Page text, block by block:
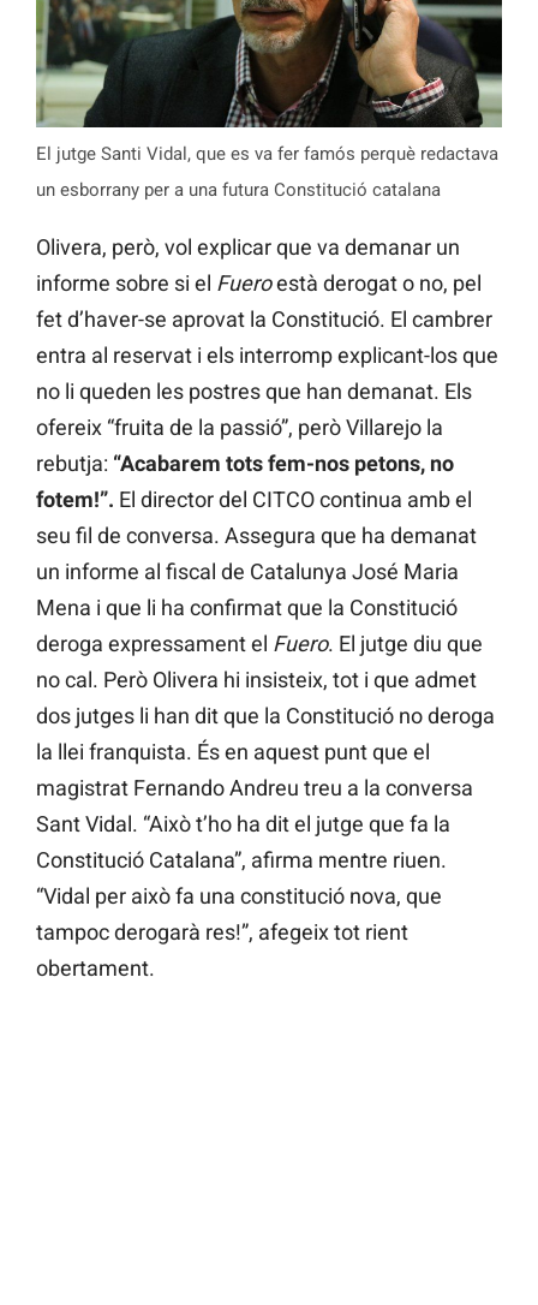
El jutge Santi Vidal, que es va fer famós perquè redactava
un esborrany per a una futura Constitució catalana
Olivera, però, vol explicar que va demanar un
informe sobre si el Fueroestà derogat o no, pel
fet d’haver-se aprovat la Constitució. El cambrer
entra al reservat i els interromp explicant-los que
no li queden les postres que han demanat. Els
ofereix “fruita de la passió”, però Villarejo la
rebutja: “Acabarem tots fem-nos petons, no
fotem!”. El director del CITCO continua amb el
seu fil de conversa. Assegura que ha demanat
un informe al fiscal de Catalunya José Maria
Mena i que li ha confirmat que la Constitució
deroga expressament el Fuero. El jutge diu que
no cal. Però Olivera hi insisteix, tot i que admet
dos jutges li han dit que la Constitució no deroga
la llei franquista. És en aquest punt que el
magistrat Fernando Andreu treu a la conversa
Sant Vidal. “Això t’ho ha dit el jutge que fa la
Constitució Catalana”, afirma mentre riuen.
“Vidal per això fa una constitució nova, que
tampoc derogarà res!”, afegeix tot rient
obertament.